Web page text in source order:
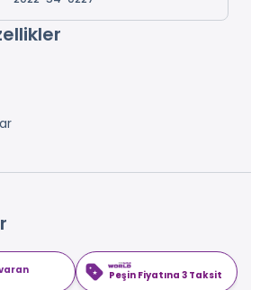
Peşin Fiyatına 3 Taksit